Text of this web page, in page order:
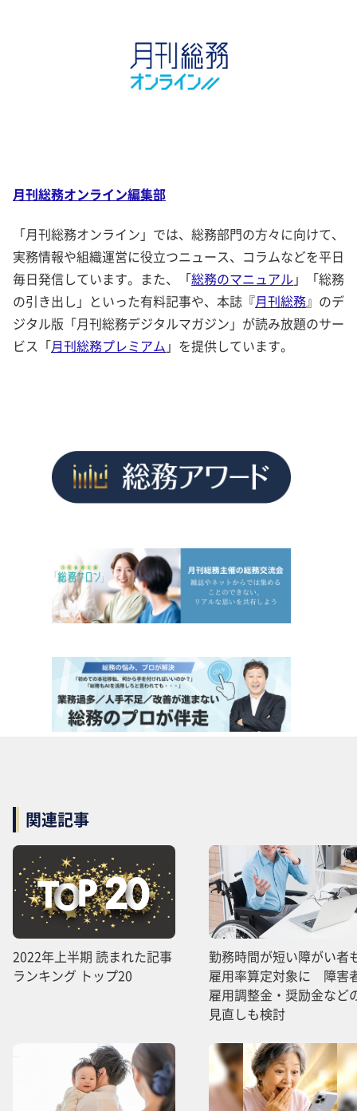
月刊総務オンライン編集部
「月刊総務オンライン」では、総務部門の方々に向けて、
実務情報や組織運営に役立つニュース、コラムなどを平日
毎日発信しています。また、「総務のマニュアル 」「総務
の引き出し」といった有料記事や、本誌『月刊総務』のデ
ジタル版「月刊総務デジタルマガジン」が読み放題のサー
ビス「月刊総務プレミアム 」を提供しています。
関連記事
2022年上半期 読まれた記事
ランキング トップ20
勤務時間が短い障がい者
雇用率算定対象に 障害
雇用調整金・奨励金など
見直しも検討